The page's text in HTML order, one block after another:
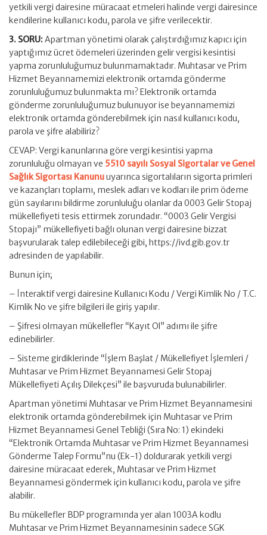
yetkili vergi dairesine müracaat etmeleri halinde vergi dairesince
kendilerine kullanıcı kodu, parola ve şifre verilecektir.
3. SORU:Apartman yönetimi olarak çalıştırdığımız kapıcı için
yaptığımız ücret ödemeleri üzerinden gelir vergisi kesintisi
yapma zorunluluğumuz bulunmamaktadır. Muhtasar ve Prim
Hizmet Beyannamemizi elektronik ortamda gönderme
zorunluluğumuz bulunmakta mı? Elektronik ortamda
gönderme zorunluluğumuz bulunuyor ise beyannamemizi
elektronik ortamda gönderebilmek için nasıl kullanıcı kodu,
parola ve şifre alabiliriz?
CEVAP: Vergi kanunlarına göre vergi kesintisi yapma
zorunluluğu olmayan ve 5510 sayılı Sosyal Sigortalar ve Genel
Sağlık Sigortası Kanunuuyarınca sigortalıların sigorta primleri
ve kazançları toplamı, meslek adları ve kodları ile prim ödeme
gün sayılarını bildirme zorunluluğu olanlar da 0003 Gelir Stopaj
mükellefiyeti tesis ettirmek zorundadır. “0003 Gelir Vergisi
Stopajı” mükellefiyeti bağlı olunan vergi dairesine bizzat
başvurularak talep edilebileceği gibi, https://ivd.gib.gov.tr
adresinden de yapılabilir.
Bunun için;
– İnteraktif vergi dairesine Kullanıcı Kodu / Vergi Kimlik No / T.C.
Kimlik No ve şifre bilgileri ile giriş yapılır.
– Şifresi olmayan mükellefler “Kayıt Ol” adımı ile şifre
edinebilirler.
– Sisteme girdiklerinde “İşlem Başlat / Mükellefiyet İşlemleri /
Muhtasar ve Prim Hizmet Beyannamesi Gelir Stopaj
Mükellefiyeti Açılış Dilekçesi” ile başvuruda bulunabilirler.
Apartman yönetimi Muhtasar ve Prim Hizmet Beyannamesini
elektronik ortamda gönderebilmek için Muhtasar ve Prim
Hizmet Beyannamesi Genel Tebliği (Sıra No: 1) ekindeki
“Elektronik Ortamda Muhtasar ve Prim Hizmet Beyannamesi
Gönderme Talep Formu”nu (Ek-1) doldurarak yetkili vergi
dairesine müracaat ederek, Muhtasar ve Prim Hizmet
Beyannamesi göndermek için kullanıcı kodu, parola ve şifre
alabilir.
Bu mükellefler BDP programında yer alan 1003A kodlu
Muhtasar ve Prim Hizmet Beyannamesinin sadece SGK